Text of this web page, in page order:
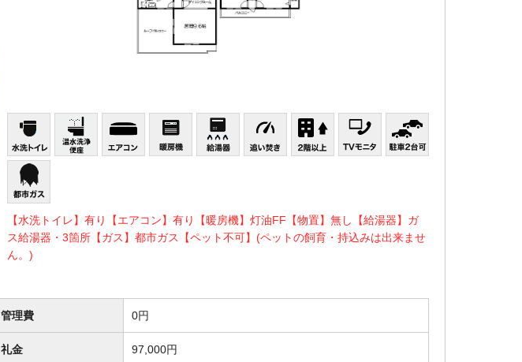
【水洗トイレ】有り【エアコン】有り【暖房機】灯油FF【物置】無し【給湯器】ガ
ス給湯器・3箇所【ガス】都市ガス【ペット不可】(ペットの飼育・持込みは出来ませ
ん。)
管理費 0円
礼金 97,000円